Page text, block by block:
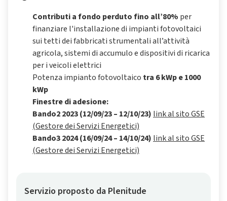
Contributi a fondo perduto fino all’80% per
finanziare l'installazione di impianti fotovoltaici
sui tetti dei fabbricati strumentali all’attività
agricola, sistemi di accumulo e dispositivi di ricarica
per i veicoli elettrici
Potenza impianto fotovoltaico tra 6 kWp e 1000
kWp
Finestre di adesione:
Bando2 2023 (12/09/23 – 12/10/23) link al sito GSE
(Gestore dei Servizi Energetici)
Bando3 2024 (16/09/24 – 14/10/24) link al sito GSE
(Gestore dei Servizi Energetici)
Servizio proposto da Plenitude